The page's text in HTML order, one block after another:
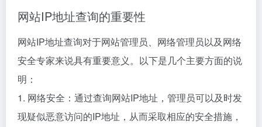
网站IP地址查询的重要性
网站IP地址查询对于网站管理员、网络管理员以及网络
安全专家来说具有重要意义。以下是几个主要方面的说
明：
1. 网络安全：通过查询网站IP地址，管理员可以及时发
现疑似恶意访问的IP地址，从而采取相应的安全措施，